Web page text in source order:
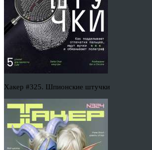
Хакер #325. Шпионские штучки